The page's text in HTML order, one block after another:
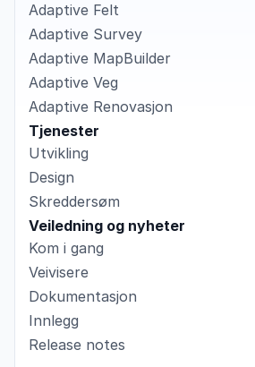
Adaptive Felt
Adaptive Survey
Adaptive MapBuilder
Adaptive Veg
Adaptive Renovasjon
Tjenester
Utvikling
Design
Skreddersøm
Veiledning og nyheter
Kom i gang
Veivisere
Dokumentasjon
Innlegg
Release notes